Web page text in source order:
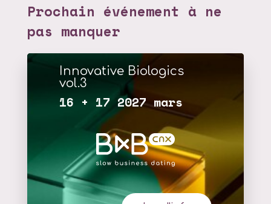
Prochain événement à ne
pas manquer
Innovative Biologics
vol.3
16 + 17 2027 mars